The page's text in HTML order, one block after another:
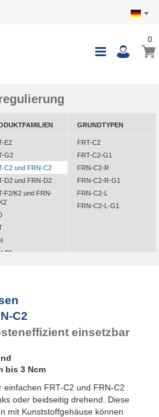
0
E2
G2
C2 und FRN-C2
D2 und FRN-D2
F2/K2 und FRN-
P1
H1 und FYN-H1
LA3 und FYN-LA3
GRUNDTYPEN
FRT-C2
FRT-C2-G1
FRN-C2-R
FRN-C2-R-G1
FRN-C2-L
FRN-C2-L-G1
C2
einsetzbar
bis 3 Ncm
einfachen FRT-C2 und FRN-C2
oder beidseitig drehend. Diese
mit Kunststoffgehäuse können